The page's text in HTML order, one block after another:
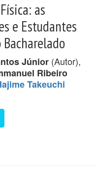
as
e Estudantes
Júnior (Autor),
Ribeiro
Takeuchi